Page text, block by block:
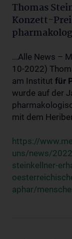
Thomas
Konzett-
...Alle News –
10-2022)
am Institut für
wurde auf der
mit dem
https://
uns/news/
steinkellner-
aphar/